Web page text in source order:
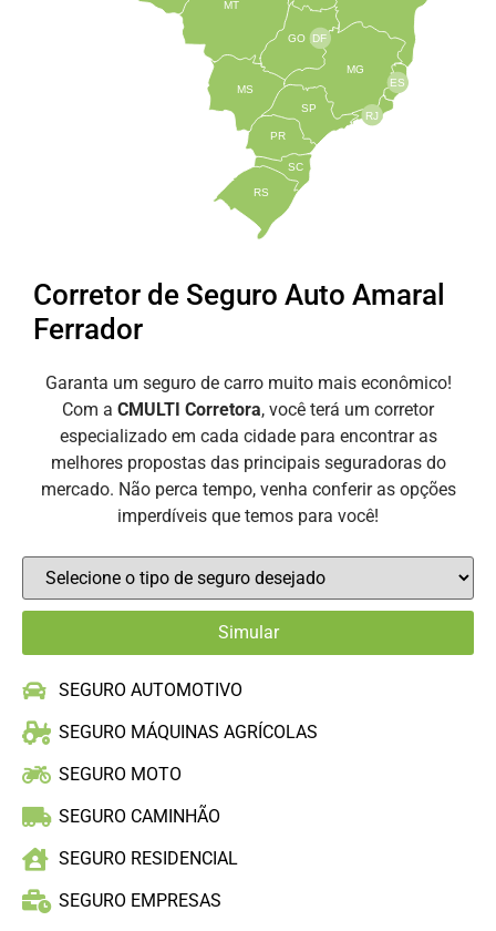
MT
MS
GO
PR
SC
RS
SP
MG
RJ
ES
DF
Corretor de Seguro Auto Amaral
Ferrador
Garanta um seguro de carro muito mais econômico!
Com a CMULTI Corretora, você terá um corretor
especializado em cada cidade para encontrar as
melhores propostas das principais seguradoras do
mercado. Não perca tempo, venha conferir as opções
imperdíveis que temos para você!
SEGURO AUTOMOTIVO
SEGURO MÁQUINAS AGRÍCOLAS
SEGURO MOTO
SEGURO CAMINHÃO
SEGURO RESIDENCIAL
SEGURO EMPRESAS